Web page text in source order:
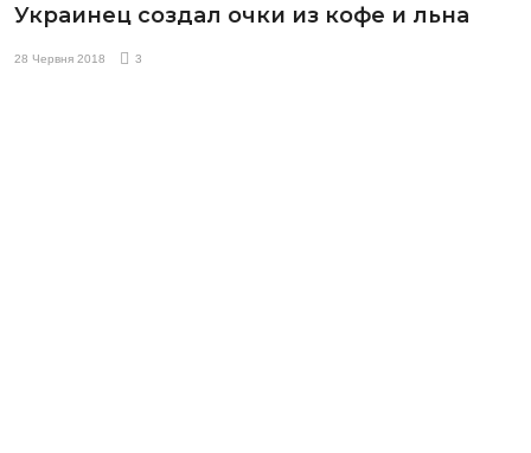
Украинец создал очки из кофе и льна
28 Червня 2018 3